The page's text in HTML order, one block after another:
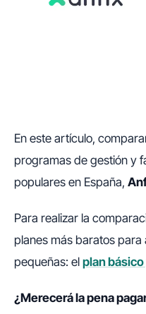
En este artículo,
programas de gestión y
populares en España,
Para realizar la
planes más baratos
pequeñas: el plan básico
¿Merecerá la pena